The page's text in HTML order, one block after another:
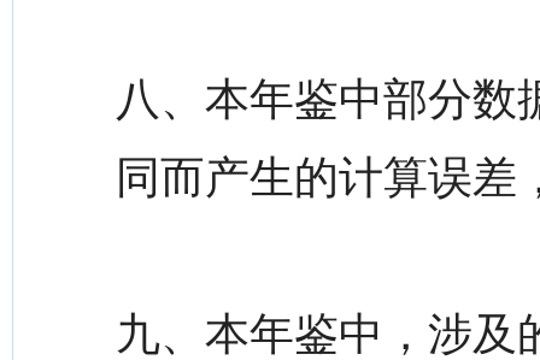
八、本年鉴中部分数
同而产生的计算误差
九、本年鉴中，涉及